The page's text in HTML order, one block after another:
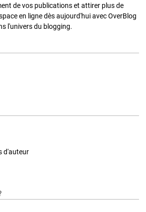
de vos publications et attirer plus de
en ligne dès aujourd'hui avec OverBlog
l'univers du blogging.
d'auteur